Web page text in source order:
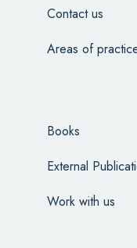
Contact us
Areas of
Books
External
Work with us